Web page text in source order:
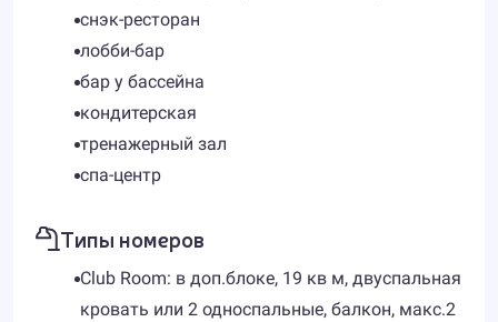
снэк-ресторан
лобби-бар
бар у бассейна
кондитерская
тренажерный зал
спа-центр
Типы номеров
Club Room: в доп.блоке, 19 кв м, двуспальная
кровать или 2 односпальные, балкон, макс.2